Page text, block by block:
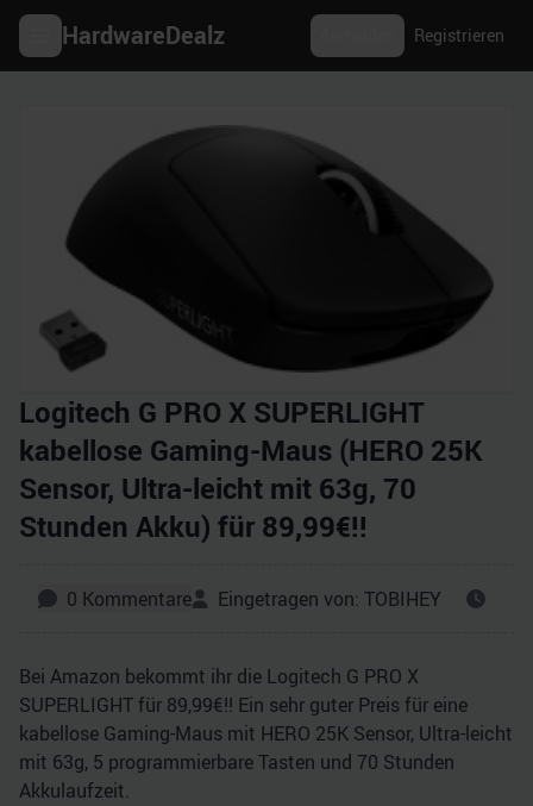
HardwareDealz Registrieren
Logitech G PRO X SUPERLIGHT
kabellose Gaming-Maus (HERO 25K
Sensor, Ultra-leicht mit 63g, 70
Stunden Akku) für 89,99€!!
0 Kommentare Eingetragen von: TOBIHEY
Bei Amazon bekommt ihr die Logitech G PRO X
SUPERLIGHT für 89,99€!! Ein sehr guter Preis für eine
kabellose Gaming-Maus mit HERO 25K Sensor, Ultra-leicht
mit 63g, 5 programmierbare Tasten und 70 Stunden
Akkulaufzeit.